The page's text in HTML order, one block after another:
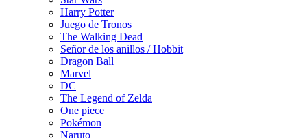
Harry Potter
Juego de Tronos
The Walking Dead
Señor de los anillos / Hobbit
Dragon Ball
Marvel
DC
The Legend of Zelda
One piece
Pokémon
Naruto